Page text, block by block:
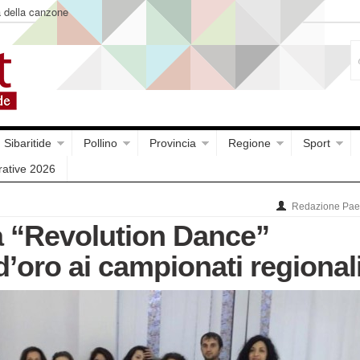
della canzone
Sibaritide Pollino Provincia Regione
Sport
2026
Redazione
“Revolution Dance”
ai campionati